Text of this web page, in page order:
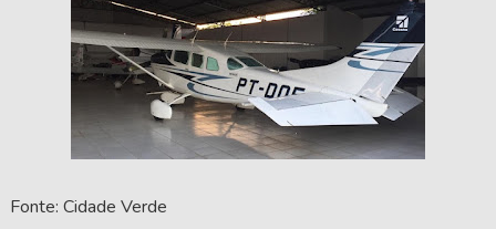
Fonte: Cidade Verde